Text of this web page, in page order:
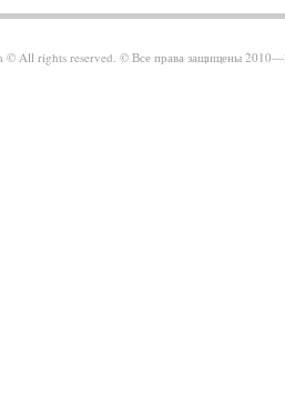
All rights reserved. © Все права защищены